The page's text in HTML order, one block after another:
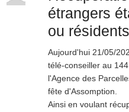
étrangers
ou
Aujourd'hui 21/05/
télé-conseiller au
l'Agence des
fête d'Assomption.
Ainsi en voulant